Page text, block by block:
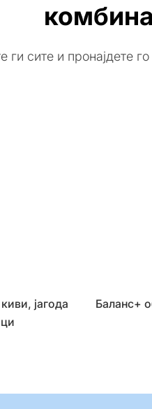
ги сите и пронајдете
јагода
Баланс+